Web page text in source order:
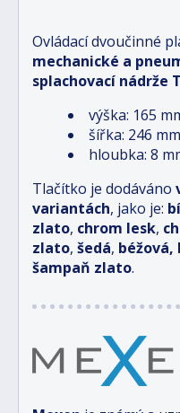
Ovládací dvoučinné
mechanické a
splachovací nádrže
výška: 165
šířka: 246 mm
hloubka: 8
Tlačítko je dodáváno
variantách, jako je:
zlato, chrom lesk,
zlato, šedá,
šampaň zlato.